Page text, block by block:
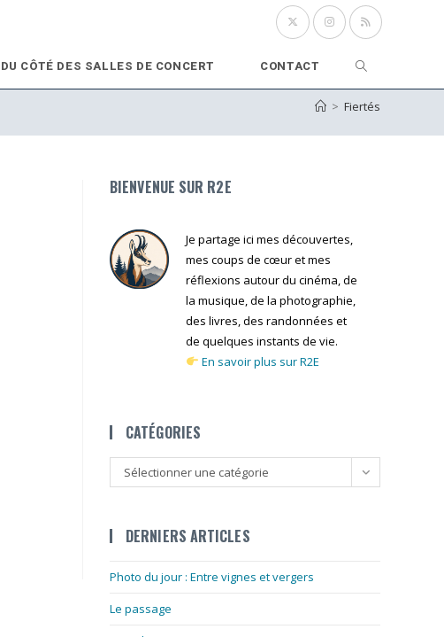
DU CÔTÉ DES SALLES DE CONCERT CONTACT Toggle
website
> Fiertés
BIENVENUE SUR R2E
Je partage ici mes découvertes,
mes coups de cœur et mes
réflexions autour du cinéma, de
la musique, de la photographie,
des livres, des randonnées et
de quelques instants de vie.
En savoir plus sur R2E
CATÉGORIES
Catégories
Sélectionner une catégorie
DERNIERS ARTICLES
Photo du jour : Entre vignes et vergers
Le passage